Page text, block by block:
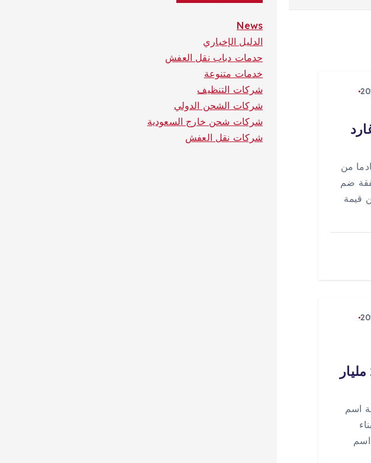
من
ضم
قيمة
الحاملة اسم ترمب قد تكلف 275 مليار
اسم
اسم
News
الدليل الإخباري
حدمات دباب نقل العفش
خدمات متنوعة
شركات التنظيف
شركات الشحن الدولي
شركات شحن خارج السعودية
شركات نقل العفش